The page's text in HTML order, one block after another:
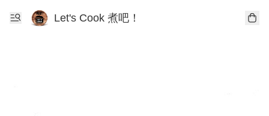
Let's Cook 煮吧！